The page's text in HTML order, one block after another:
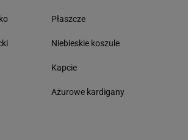
Płaszcze
Niebieskie koszule
Kapcie
Ażurowe kardigany